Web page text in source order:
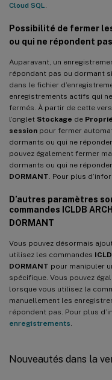
Cloud SQL
Possibilité de fermer
ou qui ne répondent pas
Auparavant, un
répondant pas ou dormant
dans le fichier
enregistrements actifs qui
fermés. À partir de cette
l’onglet Stockage de
session pour fermer
dormants ou qui ne
pouvez également fermer
dormants ou qui ne
DORMANT . Pour plus
D’autres paramètres
commandes ICLDB
DORMANT
Vous pouvez désormais
utilisez les commandes
DORMANT pour manipuler
spécifique. Vous pouvez
lorsque vous utilisez la
manuellement les
répondent pas. Pour plus
enregistrements
Nouveautés dans la